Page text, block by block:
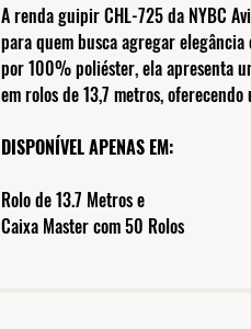
​A renda guipir CHL-725 da NYBC
para quem busca agregar
por 100% poliéster, ela apresenta
em rolos de 13,7 metros,
DISPONÍVEL APENAS EM:
Rolo de 13.7 Metros e
Caixa Master com 50 Rolos